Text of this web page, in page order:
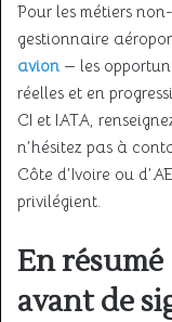
Pour les métiers
gestionnaire
avion — les
réelles et en
CI et IATA,
n’hésitez pas à
Côte d’Ivoire ou
privilégient.
En
avant de